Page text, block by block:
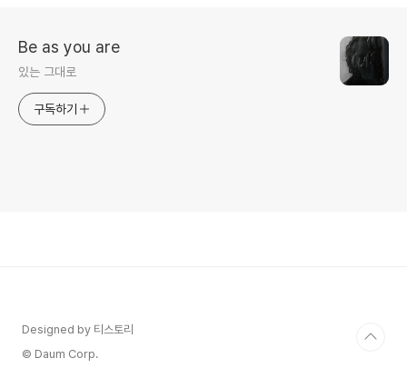
Be as you are
있는 그대로
구독하기
Designed by 티스토리
© Daum Corp.